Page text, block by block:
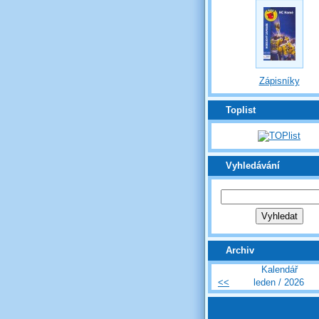
Zápisníky
Toplist
Vyhledávání
Archiv
Kalendář
<<
leden / 2026